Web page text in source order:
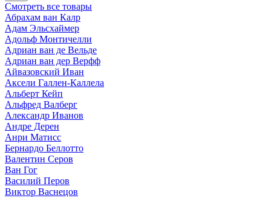
Смотреть все товары
Абрахам ван Калр
Адам Эльсхаймер
Адольф Монтичелли
Адриан ван де Вельде
Адриан ван дер Верфф
Айвазовский Иван
Аксели Галлен-Каллела
Альберт Кейп
Альфред Валберг
Александр Иванов
Андре Дерен
Анри Матисс
Бернардо Беллотто
Валентин Серов
Ван Гог
Василий Перов
Виктор Васнецов